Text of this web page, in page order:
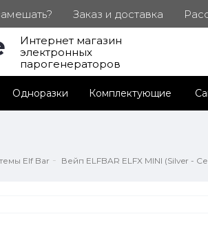
Заказ и доставка
Личный кабинет
Интернет магазин
электронных
парогенераторов
Одноразки Комплектующие
Elf Bar Вейп ELFBAR ELFX MINI (Silver -